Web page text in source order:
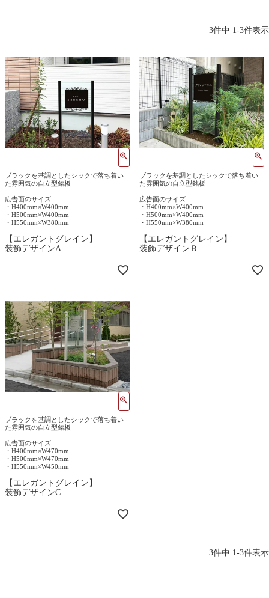
3件中 1-3件表示
ブラックを基調としたシックで落ち着い
た雰囲気の自立型銘板
広告面のサイズ
・H400mm×W400mm
・H500mm×W400mm
・H550mm×W380mm
【エレガントグレイン】
装飾デザインA
ブラックを基調としたシックで落ち着い
た雰囲気の自立型銘板
広告面のサイズ
・H400mm×W400mm
・H500mm×W400mm
・H550mm×W380mm
【エレガントグレイン】
装飾デザインＢ
ブラックを基調としたシックで落ち着い
た雰囲気の自立型銘板
広告面のサイズ
・H400mm×W470mm
・H500mm×W470mm
・H550mm×W450mm
【エレガントグレイン】
装飾デザインC
3件中 1 -3件表示